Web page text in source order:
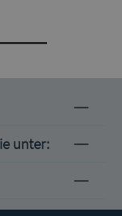
unter: